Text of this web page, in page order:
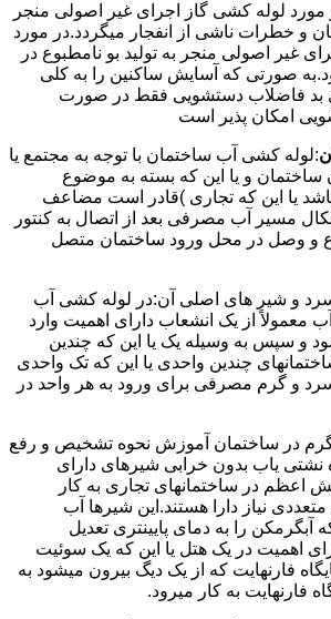
مورد لوله کشی گاز اجرای غیر اصولی منجر
و خطرات ناشی از انفجار میگردد.در مورد
غیر اصولی منجر به تولید بو نامطبوع در
صورتی که آسایش ساکنین را به کلی
بد فاضلاب دستشویی فقط در صورت
امکان پذیر است
:لوله کشی آب ساختمان با توجه به مجتمع یا
ساختمان و یا این که بسته به موضوع
یا این که تجاری )قادر است مضاعف
مسیر آب مصرفی بعد از اتصال به کنتور
و وصل در محل ورود ساختمان متصل
و شیر های اصلی آن:در لوله کشی آب
معمولاً از یک انشعاب دارای اهمیت وارد
و سپس به وسیله یک یا این که چندین
چندین واحدی یا این که تک واحدی
و گرم مصرفی برای ورود به هر واحد در
در ساختمان آموزش نحوه تشخیص و رفع
نشتی یاب بدون خرابی شیرهای دارای
اعظم در ساختمانهای تجاری به کار
نیاز دارا هستند.این شیرها آب
آبگرمکن را به دمای پایینتری تعدیل
اهمیت در یک هتل یا این که یک سوئیت
تعدیل آب ۱۸۰ جایگاه فارنهایت که از یک دیگ بیرون میشود به